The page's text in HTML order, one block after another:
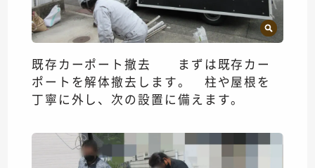
既存カーポート撤去 まずは既存カー
ポートを解体撤去します。 柱や屋根を
丁寧に外し、次の設置に備えます。